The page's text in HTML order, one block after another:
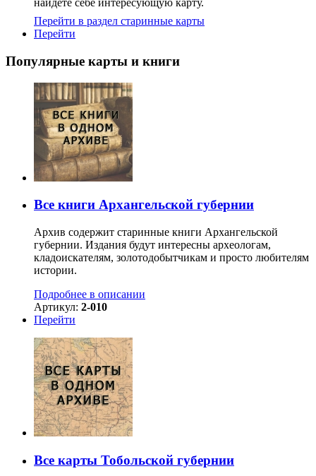
найдете себе интересующую карту.
Перейти в раздел старинные карты
Перейти
Популярные карты и книги
Все книги Архангельской губернии
Архив содержит старинные книги Архангельской
губернии. Издания будут интересны археологам,
кладоискателям, золотодобытчикам и просто любителям
истории.
Подробнее в описании
Артикул: 2-010
Перейти
Все карты Тобольской губернии